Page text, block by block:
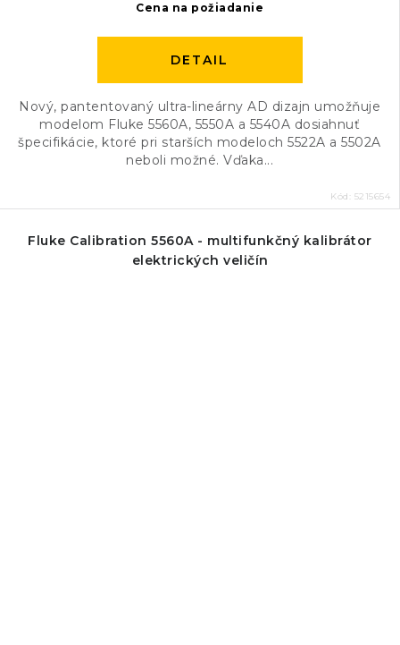
Cena na požiadanie
DETAIL
Nový, pantentovaný ultra-lineárny AD dizajn umožňuje
modelom Fluke 5560A, 5550A a 5540A dosiahnuť
špecifikácie, ktoré pri starších modeloch 5522A a 5502A
neboli možné. Vďaka...
Kód: 5215654
Fluke Calibration 5560A - multifunkčný kalibrátor
elektrických veličín